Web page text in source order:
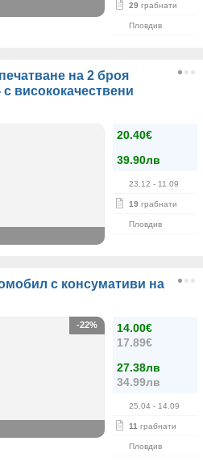
29 грабнати
Пловдив
на 2 броя
висококачествени
20.40€
39.90лв
23.12 - 11.09
19 грабнати
Пловдив
с консумативи на
14.00€
17.89€
27.38лв
34.99лв
25.04 - 14.09
11 грабнати
Пловдив
-22%